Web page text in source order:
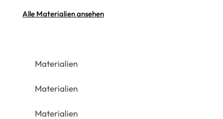
Alle Materialien ansehen
Materialien
Materialien
Materialien